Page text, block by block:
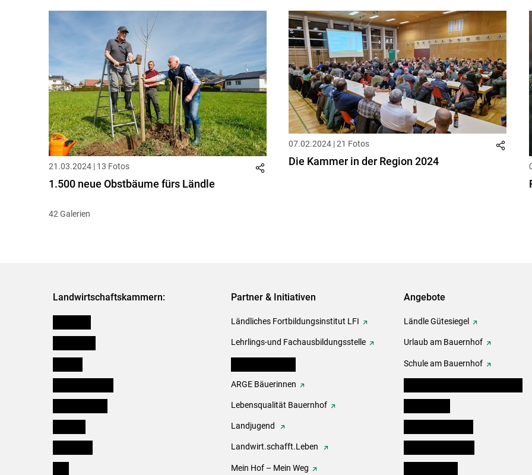
21.03.2024 | 13 Fotos
1.500 neue Obstbäume fürs Ländle
07.02.2024 | 21 Fotos
Die Kammer in der Region 2024
42 Galerien
Landwirtschaftskammern: Partner & Initiativen
Ländliches Fortbildungsinstitut LFI
Lehrlings-und Fachausbildungsstelle
ARGE Bäuerinnen
Lebensqualität Bauernhof
Landjugend
Landwirt.schafft.Leben
Mein Hof – Mein Weg
Angebote
Ländle Gütesiegel
Urlaub am Bauernhof
Schule am Bauernhof